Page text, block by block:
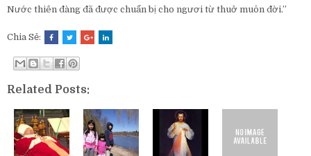
Nước thiên đàng đã được chuẩn bị cho ngươi từ thuở muôn đời.”
Chia Sẻ:
Related Posts: